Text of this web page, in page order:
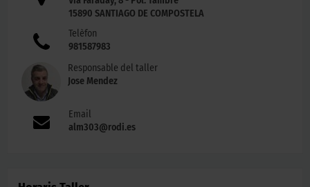
15890 SANTIAGO DE COMPOSTELA
Telèfon
981587983
Responsable del taller
Jose Mendez
Email
alm303@rodi.es